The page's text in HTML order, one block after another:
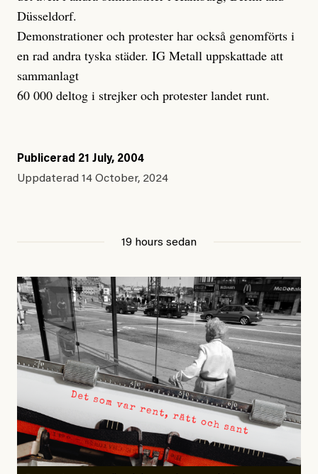
Düsseldorf.
Demonstrationer och protester har också genomförts i
en rad andra tyska städer. IG Metall uppskattade att
sammanlagt
60 000 deltog i strejker och protester landet runt.
Publicerad 21 July, 2004
Uppdaterad 14 October, 2024
19 hours sedan